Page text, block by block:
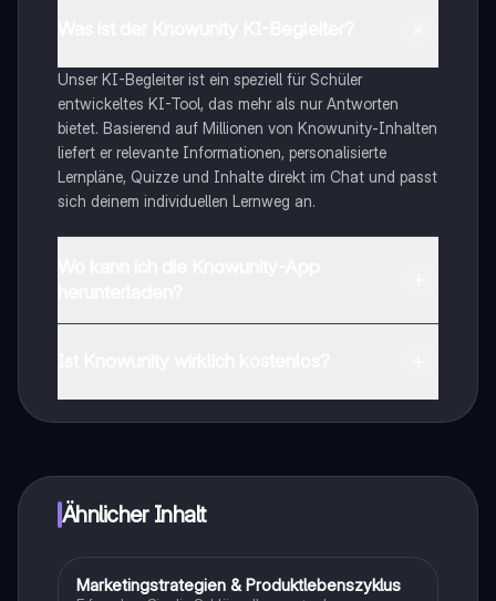
Unser KI-Begleiter ist ein speziell für Schüler
entwickeltes KI-Tool, das mehr als nur Antworten
bietet. Basierend auf Millionen von Knowunity-Inhalten
liefert er relevante Informationen, personalisierte
Lernpläne, Quizze und Inhalte direkt im Chat und passt
sich deinem individuellen Lernweg an.
Ähnlicher Inhalt
Wirtschaft und Recht
Marketingstrategien & Produktlebenszyklus